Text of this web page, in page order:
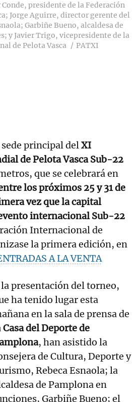
Conde, presidente de la Federación
Jorge Aguirre, director gerente del
Garbiñe Bueno, alcaldesa de
y Javier Trigo, vicepresidente de la
de Pelota Vasca
PATXI
sede principal delXI
de Pelota Vasca Sub-22
que se celebrará en
los próximos 25 y 31 de
vez que la capital
internacional Sub-22
Internacional de
la primera edición, en
A LA VENTA
la presentación del torneo,
ha tenido lugar esta
en la sala de prensa de
Casa del Deporte de
, han asistido la
de Cultura, Deporte y
Rebeca Esnaola; la
de Pamplona en
Garbiñe Bueno; el